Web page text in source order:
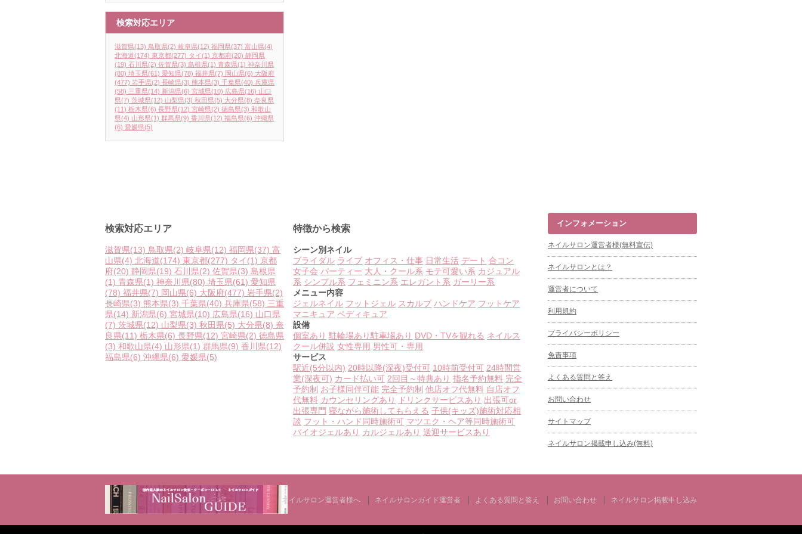
検索対応エリア
滋賀県(13) 鳥取県(2) 岐阜県(12) 福岡県(37) 富山県(4)
北海道(174) 東京都(277) タイ(1) 京都府(20) 静岡県
(19) 石川県(2) 佐賀県(3) 島根県(1) 青森県(1) 神奈川県
(80) 埼玉県(61) 愛知県(78) 福井県(7) 岡山県(6) 大阪府
(477) 岩手県(2) 長崎県(3) 熊本県(3) 千葉県(40) 兵庫県
(58) 三重県(14) 新潟県(6) 宮城県(10) 広島県(16) 山口
県(7) 茨城県(12) 山梨県(3) 秋田県(5) 大分県(8) 奈良県
(11) 栃木県(6) 長野県(12) 宮崎県(2) 徳島県(3) 和歌山
県(4) 山形県(1) 群馬県(9) 香川県(12) 福島県(6) 沖縄県
(6) 愛媛県(5)
検索対応エリア
滋賀県(13) 鳥取県(2) 岐阜県(12) 福岡県(37) 富
山県(4) 北海道(174) 東京都(277) タイ(1) 京都
府(20) 静岡県(19) 石川県(2) 佐賀県(3) 島根県
(1) 青森県(1) 神奈川県(80) 埼玉県(61) 愛知県
(78) 福井県(7) 岡山県(6) 大阪府(477) 岩手県(2)
長崎県(3) 熊本県(3) 千葉県(40) 兵庫県(58) 三重
県(14) 新潟県(6) 宮城県(10) 広島県(16) 山口県
(7) 茨城県(12) 山梨県(3) 秋田県(5) 大分県(8) 奈
良県(11) 栃木県(6) 長野県(12) 宮崎県(2) 徳島県
(3) 和歌山県(4) 山形県(1) 群馬県(9) 香川県(12)
福島県(6) 沖縄県(6) 愛媛県(5)
特徴から検索
シーン別ネイル
ブライダル ライブ オフィス・仕事 日常生活 デート 合コン
女子会 パーティー 大人・クール系 モテ可愛い系 カジュアル
系 シンプル系 フェミニン系 エレガント系 ガーリー系
メニュー内容
ジェルネイル フットジェル スカルプ ハンドケア フットケア
マニキュア ペディキュア
設備
個室あり 駐輪場あり駐車場あり DVD・TVを観れる ネイルス
クール併設 女性専用 男性可・専用
サービス
駅近(5分以内) 20時以降(深夜)受付可 10時前受付可 24時間営
業(深夜可) カード払い可 2回目～特典あり 指名予約無料 完全
予約制 お子様同伴可能 完全予約制 他店オフ代無料 自店オフ
代無料 カウンセリングあり ドリンクサービスあり 出張可or
出張専門 寝ながら施術してもらえる 子供(キッズ)施術対応相
談 フット・ハンド同時施術可 マツエク・ヘア等同時施術可
バイオジェルあり カルジェルあり 送迎サービスあり
インフォメーション
ネイルサロン運営者様(無料宣伝)
ネイルサロンとは？
運営者について
利用規約
プライバシーポリシー
免責事項
よくある質問と答え
お問い合わせ
サイトマップ
ネイルサロン掲載申し込み(無料)
ネイルサロン運営者様へ ネイルサロンガイド運営者 よくある質問と答え お問い合わせ ネイルサロン掲載申し込み